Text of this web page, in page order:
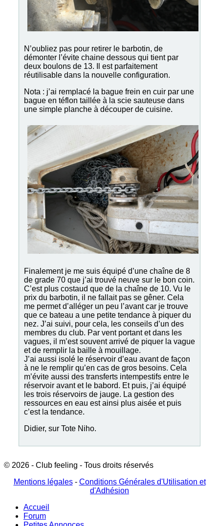
N’oubliez pas pour retirer le barbotin, de
démonter l’évite chaine dessous qui tient par
deux boulons de 13. Il est parfaitement
réutilisable dans la nouvelle configuration.
Nota : j’ai remplacé la bague frein en cuir par une
bague en téflon taillée à la scie sauteuse dans
une simple planche à découper de cuisine.
Finalement je me suis équipé d’une chaîne de 8
de grade 70 que j’ai trouvé neuve sur le bon coin.
C’est plus costaud que de la chaîne de 10. Vu le
prix du barbotin, il ne fallait pas se gêner. Cela
me permet d’alléger un peu l’avant car je trouve
que ce bateau a une petite tendance à piquer du
nez. J’ai suivi, pour cela, les conseils d’un des
membres du club. Par vent portant et dans les
vagues, il m’est souvent arrivé de piquer la vague
et de remplir la baille à mouillage.
J’ai aussi isolé le réservoir d’eau avant de façon
à ne le remplir qu’en cas de gros besoins. Cela
m’évite aussi des transferts intempestifs entre le
réservoir avant et le babord. Et puis, j’ai équipé
les trois réservoirs de jauge. La gestion des
ressources en eau est ainsi plus aisée et puis
c’est la tendance.
Didier, sur Tote Niho.
© 2026 - Club feeling - Tous droits réservés
Mentions légales- Conditions Générales d'Utilisation et
d'Adhésion
Accueil
Forum